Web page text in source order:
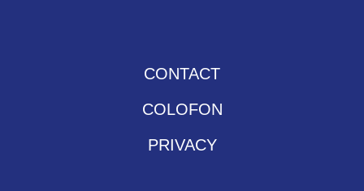
CONTACT
COLOFON
PRIVACY